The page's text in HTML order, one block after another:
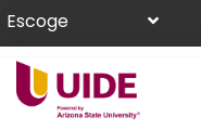
Escoge